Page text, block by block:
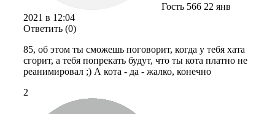
Гость 566 22 янв
2021 в 12:04
Ответить (0)
85, об этом ты сможешь поговорит, когда у тебя хата
сгорит, а тебя попрекать будут, что ты кота платно не
реанимировал ;) А кота - да - жалко, конечно
2